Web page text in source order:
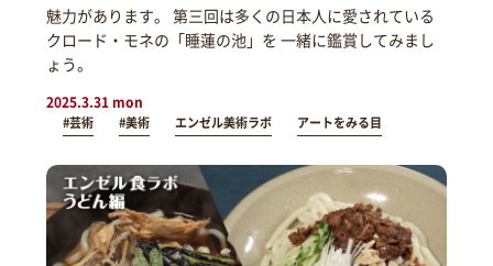
魅力があります。 第三回は多くの日本人に愛されている
クロード・モネの「睡蓮の池」を 一緒に鑑賞してみまし
ょう。
2025.3.31 mon
#芸術 #美術 エンゼル美術ラボ アートをみる目